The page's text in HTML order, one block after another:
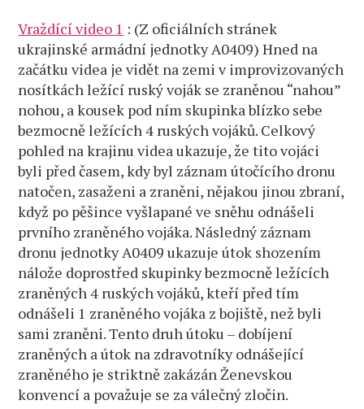
Vraždící video 1 : (Z oficiálních stránek
ukrajinské armádní jednotky A0409) Hned na
začátku videa je vidět na zemi v improvizovaných
nosítkách ležící ruský voják se zraněnou “nahou”
nohou, a kousek pod ním skupinka blízko sebe
bezmocně ležících 4 ruských vojáků. Celkový
pohled na krajinu videa ukazuje, že tito vojáci
byli před časem, kdy byl záznam útočícího dronu
natočen, zasaženi a zraněni, nějakou jinou zbraní,
když po pěšince vyšlapané ve sněhu odnášeli
prvního zraněného vojáka. Následný záznam
dronu jednotky A0409 ukazuje útok shozením
nálože doprostřed skupinky bezmocně ležících
zraněných 4 ruských vojáků, kteří před tím
odnášeli 1 zraněného vojáka z bojiště, než byli
sami zraněni. Tento druh útoku – dobíjení
zraněných a útok na zdravotníky odnášející
zraněného je striktně zakázán Ženevskou
konvencí a považuje se za válečný zločin.